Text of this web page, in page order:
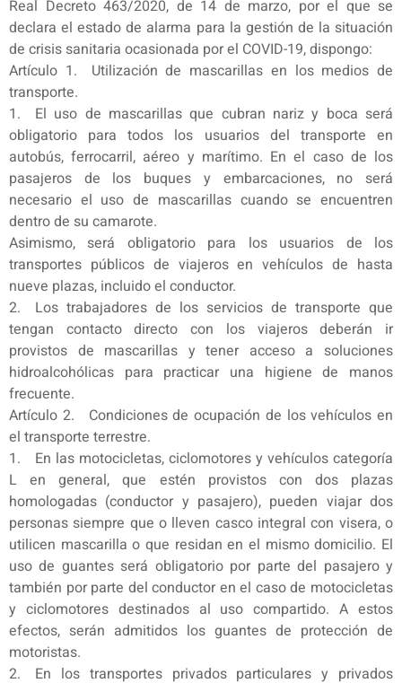
Real Decreto 463/2020, de 14 de marzo, por el que se
declara el estado de alarma para la gestión de la situación
de crisis sanitaria ocasionada por el COVID-19, dispongo:
Artículo 1. Utilización de mascarillas en los medios de
transporte.
1. El uso de mascarillas que cubran nariz y boca será
obligatorio para todos los usuarios del transporte en
autobús, ferrocarril, aéreo y marítimo. En el caso de los
pasajeros de los buques y embarcaciones, no será
necesario el uso de mascarillas cuando se encuentren
dentro de su camarote.
Asimismo, será obligatorio para los usuarios de los
transportes públicos de viajeros en vehículos de hasta
nueve plazas, incluido el conductor.
2. Los trabajadores de los servicios de transporte que
tengan contacto directo con los viajeros deberán ir
provistos de mascarillas y tener acceso a soluciones
hidroalcohólicas para practicar una higiene de manos
frecuente.
Artículo 2. Condiciones de ocupación de los vehículos en
el transporte terrestre.
1. En las motocicletas, ciclomotores y vehículos categoría
L en general, que estén provistos con dos plazas
homologadas (conductor y pasajero), pueden viajar dos
personas siempre que o lleven casco integral con visera, o
utilicen mascarilla o que residan en el mismo domicilio. El
uso de guantes será obligatorio por parte del pasajero y
también por parte del conductor en el caso de motocicletas
y ciclomotores destinados al uso compartido. A estos
efectos, serán admitidos los guantes de protección de
motoristas.
2. En los transportes privados particulares y privados